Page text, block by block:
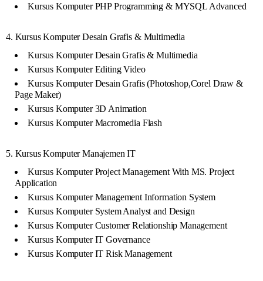
Kursus Komputer PHP Programming & MYSQL Advanced
4. Kursus Komputer Desain Grafis & Multimedia
Kursus Komputer Desain Grafis & Multimedia
Kursus Komputer Editing Video
Kursus Komputer Desain Grafis (Photoshop,Corel Draw &
Page Maker)
Kursus Komputer 3D Animation
Kursus Komputer Macromedia Flash
5. Kursus Komputer Manajemen IT
Kursus Komputer Project Management With MS. Project
Application
Kursus Komputer Management Information System
Kursus Komputer System Analyst and Design
Kursus Komputer Customer Relationship Management
Kursus Komputer IT Governance
Kursus Komputer IT Risk Management